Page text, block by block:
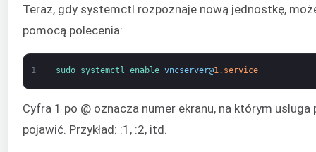
Teraz, gdy systemctl rozpoznaje nową jednostkę,
pomocą polecenia:
1 sudo systemctl enable vncserver@1.service
Cyfra 1 po @ oznacza numer ekranu, na którym usługa
pojawić. Przykład: :1, :2, itd.